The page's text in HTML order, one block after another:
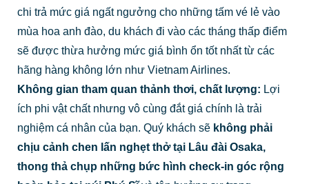
chi trả mức giá ngất ngưởng cho những tấm vé lẻ vào
mùa hoa anh đào, du khách đi vào các tháng thấp điểm
sẽ được thừa hưởng mức giá bình ổn tốt nhất từ các
hãng hàng không lớn như Vietnam Airlines.
Không gian tham quan thảnh thơi, chất lượng: Lợi
ích phi vật chất nhưng vô cùng đắt giá chính là trải
nghiệm cá nhân của bạn. Quý khách sẽ không phải
chịu cảnh chen lấn nghẹt thở tại Lâu đài Osaka,
thong thả chụp những bức hình check-in góc rộng